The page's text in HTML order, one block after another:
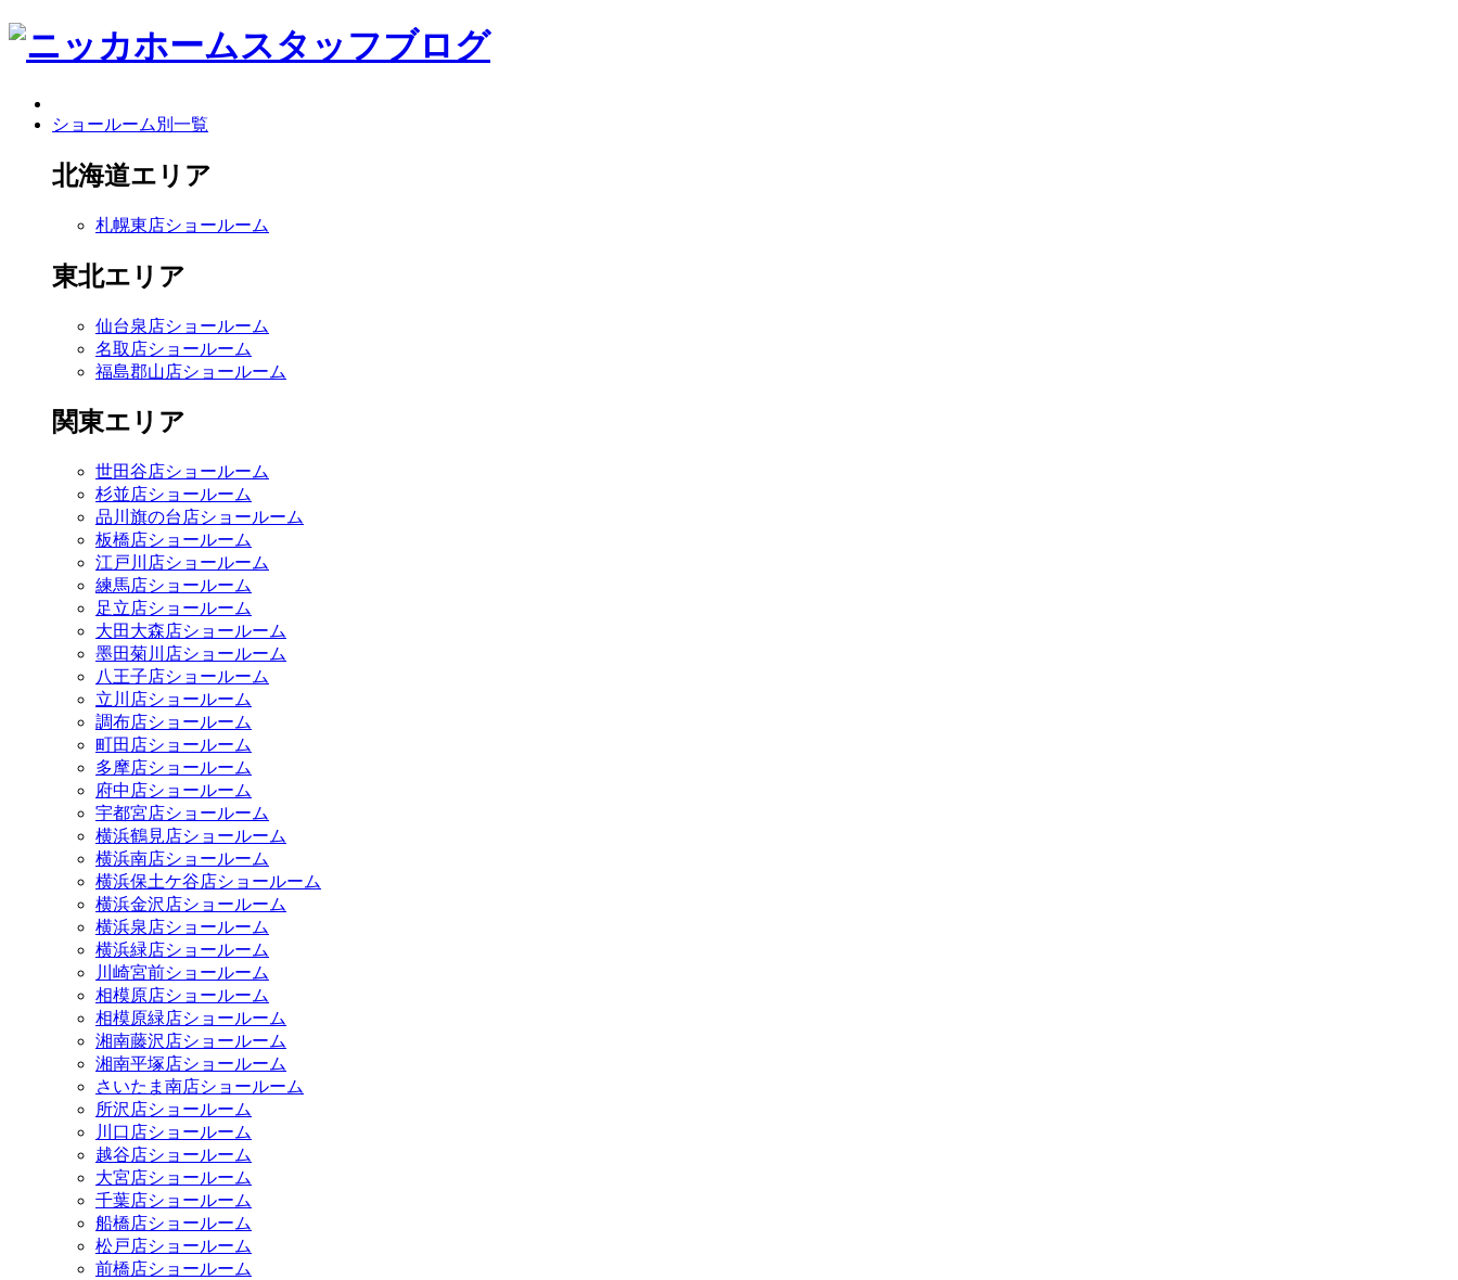
ショールーム別一覧
北海道エリア
札幌東店ショールーム
東北エリア
仙台泉店ショールーム
名取店ショールーム
福島郡山店ショールーム
関東エリア
世田谷店ショールーム
杉並店ショールーム
品川旗の台店ショールーム
板橋店ショールーム
江戸川店ショールーム
練馬店ショールーム
足立店ショールーム
大田大森店ショールーム
墨田菊川店ショールーム
八王子店ショールーム
立川店ショールーム
調布店ショールーム
町田店ショールーム
多摩店ショールーム
府中店ショールーム
宇都宮店ショールーム
横浜鶴見店ショールーム
横浜南店ショールーム
横浜保土ケ谷店ショールーム
横浜金沢店ショールーム
横浜泉店ショールーム
横浜緑店ショールーム
川崎宮前ショールーム
相模原店ショールーム
相模原緑店ショールーム
湘南藤沢店ショールーム
湘南平塚店ショールーム
さいたま南店ショールーム
所沢店ショールーム
川口店ショールーム
越谷店ショールーム
大宮店ショールーム
千葉店ショールーム
船橋店ショールーム
松戸店ショールーム
前橋店ショールーム